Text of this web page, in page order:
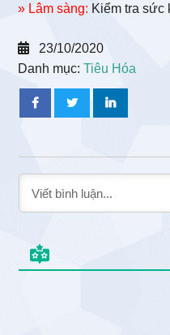
» Lâm sàng: Kiểm tra sức
23/10/2020
Danh mục:Tiêu Hóa